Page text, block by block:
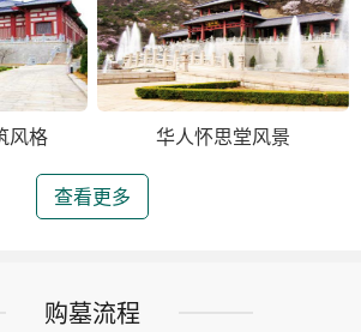
风格 华人怀思堂风景
查看更多
购墓流程